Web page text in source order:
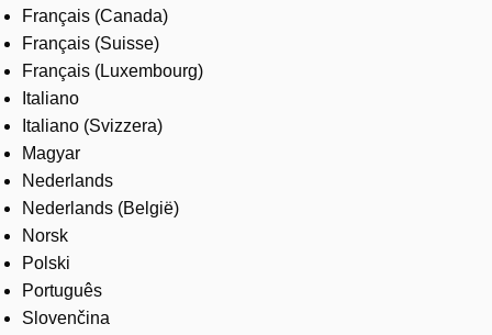
Français (Canada)
Français (Suisse)
Français (Luxembourg)
Italiano
Italiano (Svizzera)
Magyar
Nederlands
Nederlands (België)
Norsk
Polski
Português
Slovenčina